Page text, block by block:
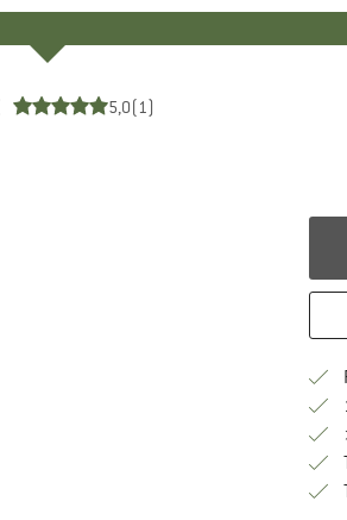
5,0(1)